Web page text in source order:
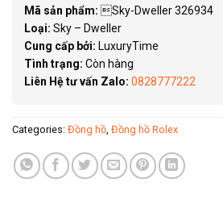
Mã sản phẩm: Sky-Dweller 326934
Loại: Sky – Dweller
Cung cấp bởi: LuxuryTime
Tình trạng: Còn hàng
Liên Hệ tư vấn Zalo: 0828777222
Categories: Đồng hồ, Đồng hồ Rolex